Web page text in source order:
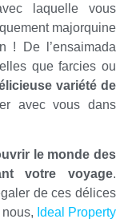
laquelle vous
majorquine
! De l’ensaimada
que farcies ou
variété de
avec vous dans
le monde des
votre voyage.
de ces délices
Ideal Property